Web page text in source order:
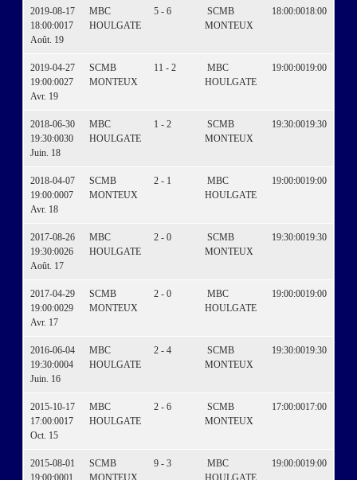
2019-08-17
18:00:0017
Août. 19
MBC
HOULGATE
5 - 6
SCMB
MONTEUX
18:00:0018:00
2019-04-27
19:00:0027
Avr. 19
SCMB
MONTEUX
11 - 2
MBC
HOULGATE
19:00:0019:00
2018-06-30
19:30:0030
Juin. 18
MBC
HOULGATE
1 - 2
SCMB
MONTEUX
19:30:0019:30
2018-04-07
19:00:0007
Avr. 18
SCMB
MONTEUX
2 - 1
MBC
HOULGATE
19:00:0019:00
2017-08-26
19:30:0026
Août. 17
MBC
HOULGATE
2 - 0
SCMB
MONTEUX
19:30:0019:30
2017-04-29
19:00:0029
Avr. 17
SCMB
MONTEUX
2 - 0
MBC
HOULGATE
19:00:0019:00
2016-06-04
19:30:0004
Juin. 16
MBC
HOULGATE
2 - 4
SCMB
MONTEUX
19:30:0019:30
2015-10-17
17:00:0017
Oct. 15
MBC
HOULGATE
2 - 6
SCMB
MONTEUX
17:00:0017:00
2015-08-01
19:00:0001
SCMB
MONTEUX
9 - 3
MBC
HOULGATE
19:00:0019:00